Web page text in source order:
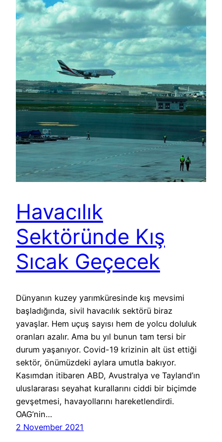
Havacılık
Sektöründe Kış
Sıcak Geçecek
Dünyanın kuzey yarımküresinde kış mevsimi
başladığında, sivil havacılık sektörü biraz
yavaşlar. Hem uçuş sayısı hem de yolcu doluluk
oranları azalır. Ama bu yıl bunun tam tersi bir
durum yaşanıyor. Covid-19 krizinin alt üst ettiği
sektör, önümüzdeki aylara umutla bakıyor.
Kasımdan itibaren ABD, Avustralya ve Tayland’ın
uluslararası seyahat kurallarını ciddi bir biçimde
gevşetmesi, havayollarını hareketlendirdi.
OAG’nin…
2 November 2021